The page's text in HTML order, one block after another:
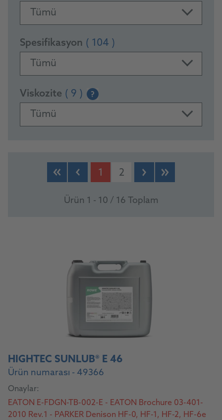
Tümü
Spesifikasyon ( 104 )
Tümü
Viskozite ( 9 ) ?
Tümü
PRODUCTS
1 2
Ürün 1 - 10 / 16 Toplam
HIGHTEC SUNLUB® E 46
Ürün numarası - 49366
Onaylar:
EATON E-FDGN-TB-002-E - EATON Brochure 03-401-
2010 Rev.1 - PARKER Denison HF-0, HF-1, HF-2, HF-6e